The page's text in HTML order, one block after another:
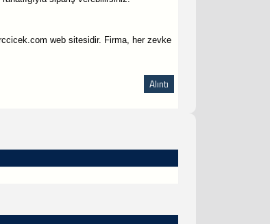
web sitesidir. Firma, her zevke
Alıntı